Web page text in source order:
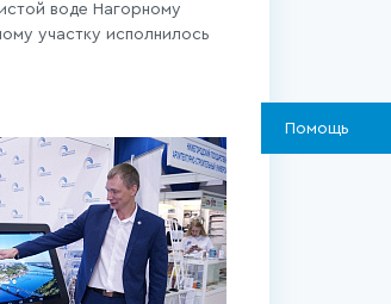
воде Нагорному
участку исполнилось
Помощь